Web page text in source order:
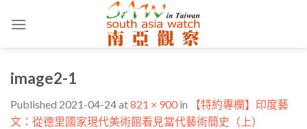
image2-1
Published 2021-04-24at821 × 900 in
【特約專欄】印度藝
文：從德里國家現代美術館看見當代藝術簡史（上）